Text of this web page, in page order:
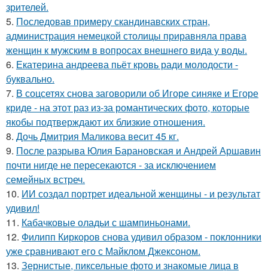
зрителей.
5. Последовав примеру скандинавских стран,
администрация немецкой столицы приравняла права
женщин к мужским в вопросах внешнего вида у воды.
6. Екатерина андреева пьёт кровь ради молодости -
буквально.
7. В соцсетях снова заговорили об Игоре синяке и Егоре
криде - на этот раз из-за романтических фото, которые
якобы подтверждают их близкие отношения.
8. Дочь Дмитрия Маликова весит 45 кг.
9. После разрыва Юлия Барановская и Андрей Аршавин
почти нигде не пересекаются - за исключением
семейных встреч.
10. ИИ создал портрет идеальной женщины - и результат
удивил!
11. Кабачковые оладьи с шампиньонами.
12. Филипп Киркоров снова удивил образом - поклонники
уже сравнивают его с Майклом Джексоном.
13. Зернистые, пиксельные фото и знакомые лица в